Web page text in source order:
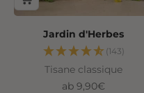
Jardin d'Herbes
(143)
Tisane classique
Angebot
ab 9,90€